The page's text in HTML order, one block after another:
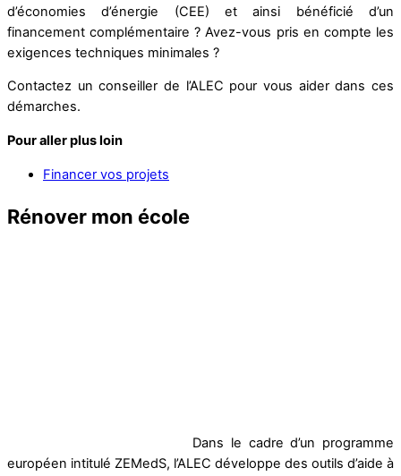
d’économies d’énergie (CEE) et ainsi bénéficié d’un
financement complémentaire ? Avez-vous pris en compte les
exigences techniques minimales ?
Contactez un conseiller de l’ALEC pour vous aider dans ces
démarches.
Pour aller plus loin
Financer vos projets
Rénover mon école
Dans le cadre d’un programme
européen intitulé ZEMedS, l’ALEC développe des outils d’aide à